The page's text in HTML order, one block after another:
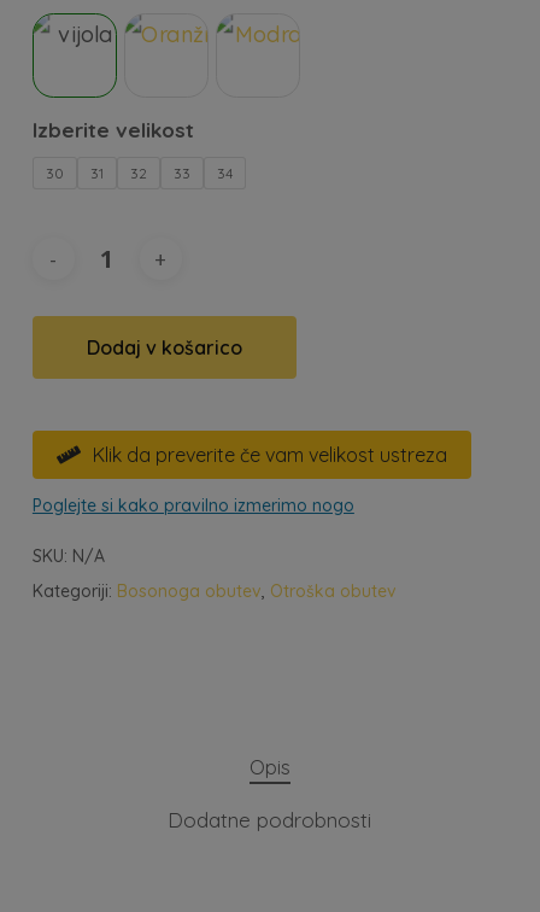
30 31 32 33 34
Dodaj v košarico
 Klik da preverite če vam velikost ustreza
Poglejte si kako pravilno izmerimo nogo
SKU: N/A
Kategoriji: Bosonoga obutev, Otroška obutev
Opis
Dodatne podrobnosti